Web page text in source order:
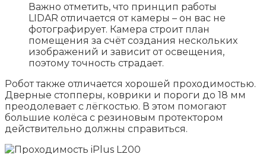
Важно отметить, что принцип работы
LIDAR отличается от камеры – он вас не
фотографирует. Камера строит план
помещения за счёт создания нескольких
изображений и зависит от освещения,
поэтому точность страдает.
Робот также отличается хорошей проходимостью.
Дверные стопперы, коврики и пороги до 18 мм
преодолевает с лёгкостью. В этом помогают
большие колёса с резиновым протектором
действительно должны справиться.